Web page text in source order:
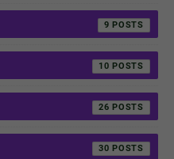
9
10
26
30